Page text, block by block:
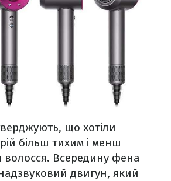
що хотіли
більш тихим і менш
волосся. Всередину фена
двигун, який